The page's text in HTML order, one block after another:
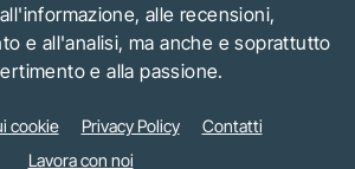
alle recensioni,
e all'analisi, ma anche e soprattutto
e alla passione.
cookie Privacy Policy
Contatti
Lavora con noi